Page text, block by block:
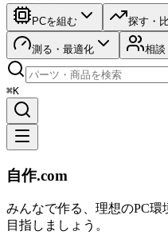
PCを組む 探す・
測る・最適化 相談
⌘K
自作.com
みんなで作る、理想のPC環
目指しましょう。